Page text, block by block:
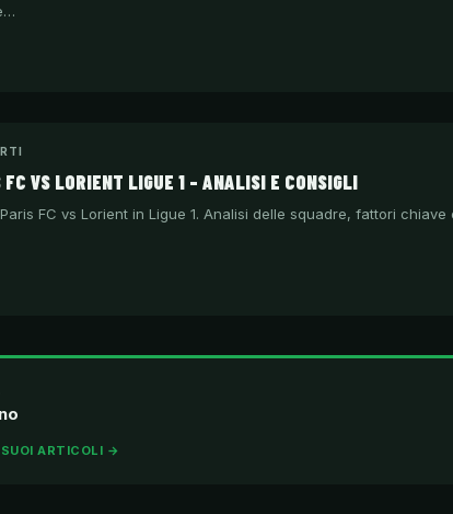
VS LORIENT LIGUE 1 – ANALISI E CONSIGLI
FC vs Lorient in Ligue 1. Analisi delle squadre, fattori chiave
ARTICOLI →